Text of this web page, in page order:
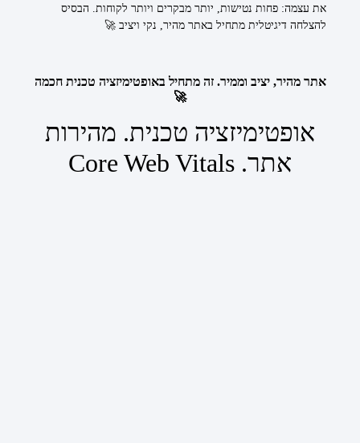
את עצמה: פחות נטישות, יותר מבקרים ויותר לקוחות. הבסיס
להצלחה דיגיטלית מתחיל באתר מהיר, נקי ויציב 🚀
אתר מהיר, יציב וממיר. זה מתחיל באופטימיזציה טכנית חכמה
🚀
אופטימיזציה טכנית. מהירות
אתר. Core Web Vitals